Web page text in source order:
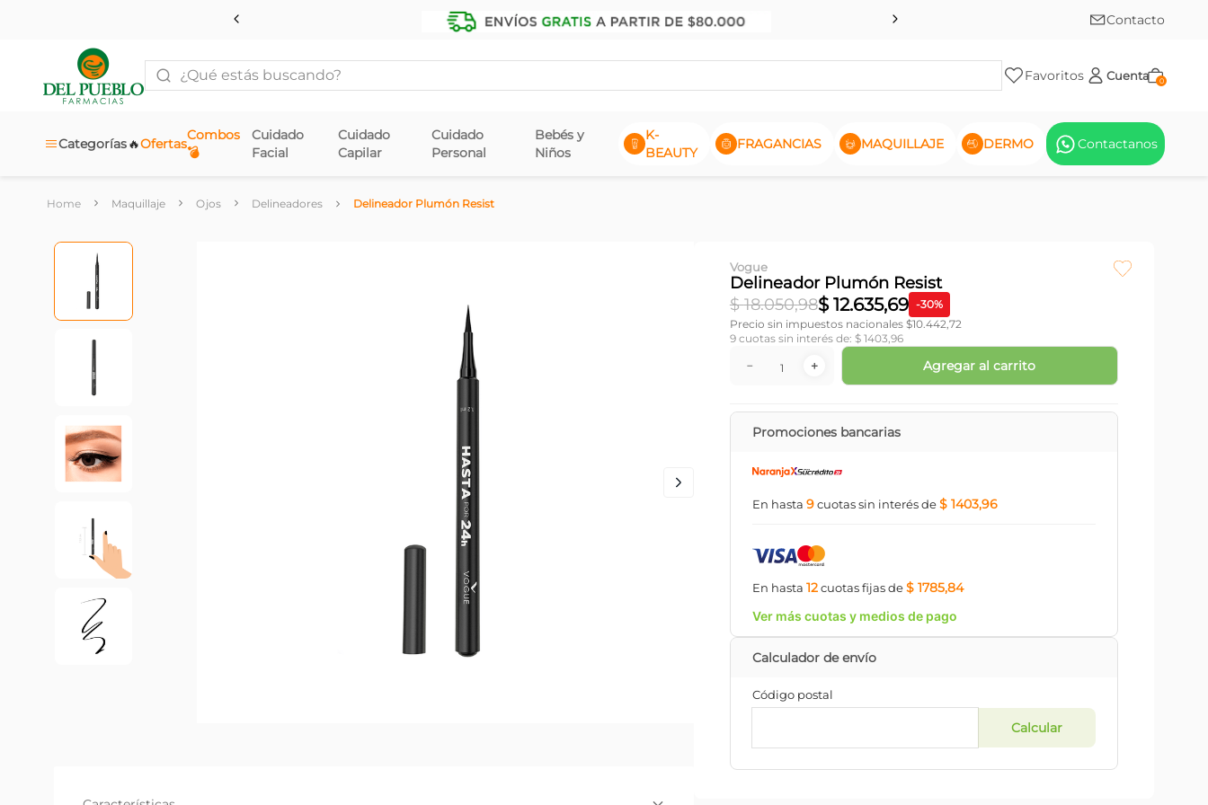
Contacto
¿Qué estás buscando?
Favoritos Cuenta 0
Categorías Ofertas
🔥
Combos
💣
Cuidado
Facial
Cuidado
Capilar
Cuidado
Personal
Bebés y
Niños
K-
BEAUTY
FRAGANCIAS MAQUILLAJE DERMO Contactanos
Maquillaje Ojos Delineadores Delineador Plumón Resist
Vogue
Delineador Plumón Resist
$ 18.050,98$ 12.635,69 -30%
Precio sin impuestos nacionales $10.442,72
9cuotas sin interés de: $ 1403,96
＋
－ Agregar al carrito
Promociones bancarias
En hasta 9cuotassin interésde$ 1403,96
En hasta 12cuotasfijasde$ 1785,84
Ver más cuotas y medios de pago
Código postal